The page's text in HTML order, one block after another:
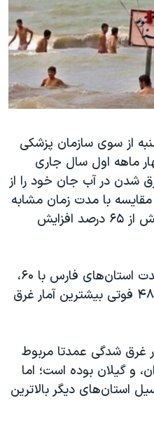
از سوی سازمان پزشکی
ماهه اول سال جاری
دلیل غرق شدن در آب جان خود را از
با مدت زمان مشابه
سال قبل، که ۳۶۷ نفر بود، بیش از ۶۵ درصد افزایش
بر اساس این گزارش، در این مدت استان‌های فارس با ۶۰،
خوزستان با ۵۹، و مازندران با ۴۸ فوتی بیشترین آمار غرق
غرق شدگی عمدتا مربوط
و گیلان بوده است؛ اما
استان‌های دیگر بالاترین